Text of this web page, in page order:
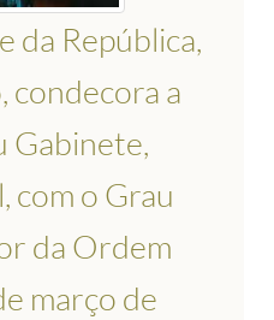
da República,
condecora a
Gabinete,
com o Grau
da Ordem
março de